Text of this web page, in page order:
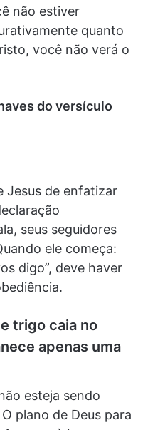
não estiver
quanto
você não verá o
do versículo
Jesus de enfatizar
seus seguidores
ele começa:
digo”, deve haver
trigo caia no
apenas uma
esteja sendo
plano de Deus para